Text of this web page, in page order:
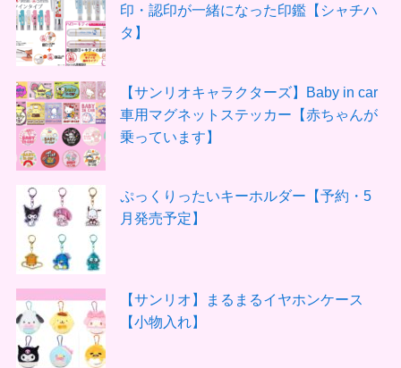
印・認印が一緒になった印鑑【シャチハ
タ】
【サンリオキャラクターズ】Baby in car
車用マグネットステッカー【赤ちゃんが
乗っています】
ぷっくりったいキーホルダー【予約・5
月発売予定】
【サンリオ】まるまるイヤホンケース
【小物入れ】